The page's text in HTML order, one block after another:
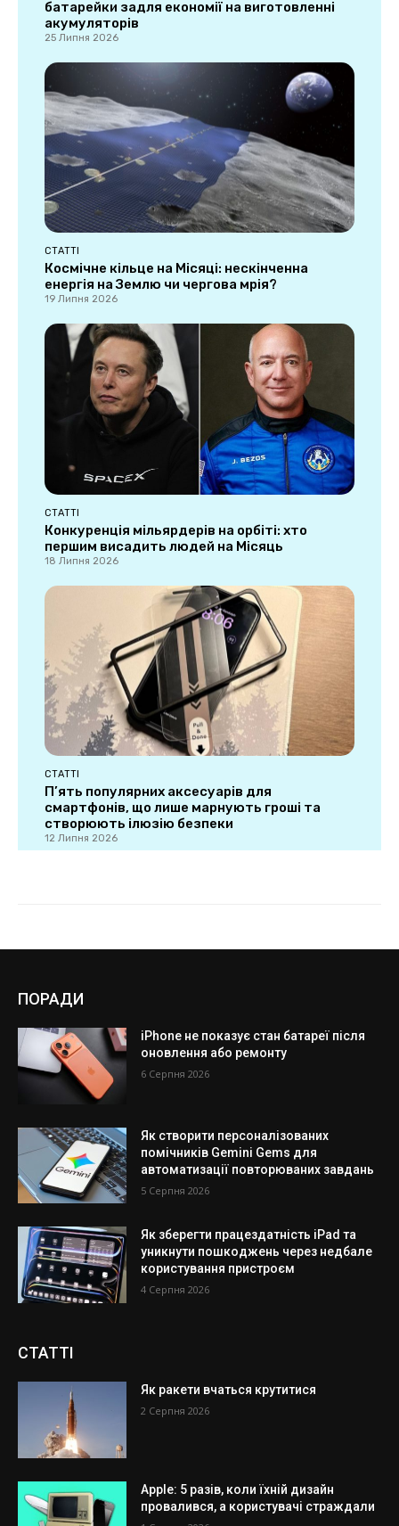
ПОРАДИ
iPhone не показує стан батареї після
оновлення або ремонту
6 Серпня 2026
Як створити персоналізованих
помічників Gemini Gems для
автоматизації повторюваних завдань
5 Серпня 2026
Як зберегти працездатність iPad та
уникнути пошкоджень через недбале
користування пристроєм
4 Серпня 2026
СТАТТІ
Як ракети вчаться крутитися
2 Серпня 2026
Apple: 5 разів, коли їхній дизайн
провалився, а користувачі страждали